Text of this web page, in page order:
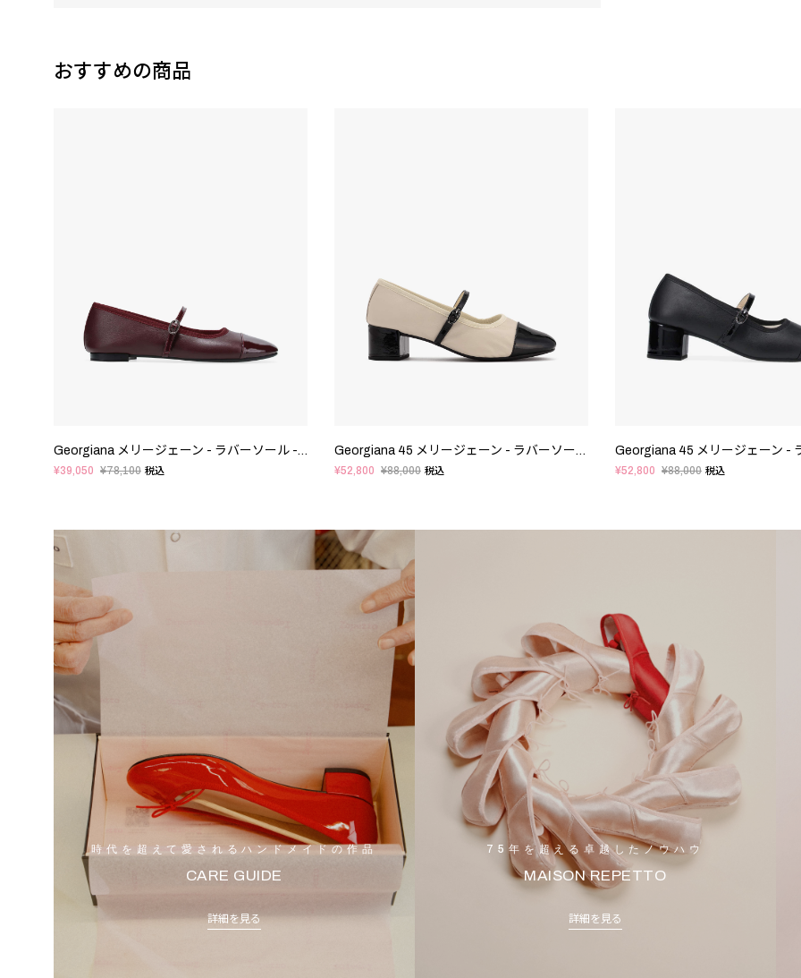
おすすめの商品
Georgiana メリージェーン - ラバーソール - EUサイズ
¥39,050 ¥78,100 税込
Georgiana 45 メリージェーン - ラバーソール - EUサイズ
¥52,800 ¥88,000 税込 ¥52,800 ¥88,000 税込
時代を超えて愛されるハンドメイドの作品
CARE GUIDE
詳細を見る
75年を超える卓越したノウハウ
MAISON REPETTO
詳細を見る